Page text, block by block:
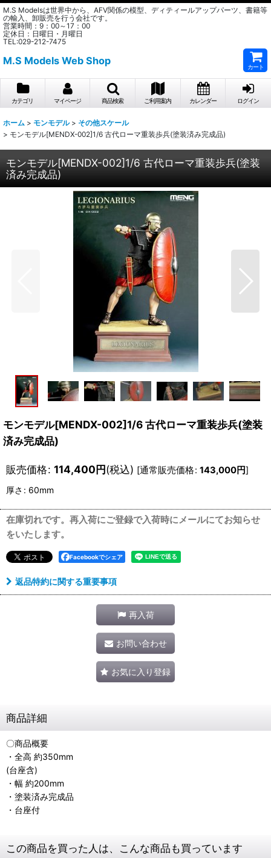
M.S Modelsは世界中から、AFV関係の模型、ディティールアップパーツ、書籍等
の輸入、卸販売を行う会社です。
営業時間：9：00～17：00
定休日：日曜日・月曜日
TEL:029-212-7475
M.S Models Web Shop
カート
カテゴリ マイページ 商品検索 ご利用案内 カレンダー ログイン
ホーム > モンモデル > その他スケール
> モンモデル[MENDX-002]1/6 古代ローマ重装歩兵(塗装済み完成品)
モンモデル[MENDX-002]1/6 古代ローマ重装歩兵(塗装
済み完成品)
モンモデル[MENDX-002]1/6 古代ローマ重装歩兵(塗装
済み完成品)
販売価格: 114,400円(税込) [通常販売価格: 143,000円]
厚さ : 60mm
在庫切れです。再入荷にご登録で入荷時にメールにてお知らせ
をいたします。
Facebookでシェア
返品特約に関する重要事項
再入荷
お問い合わせ
お気に入り登録
商品詳細
〇商品概要
・全高 約350mm
(台座含)
・幅 約200mm
・塗装済み完成品
・台座付
この商品を買った人は、こんな商品も買っています